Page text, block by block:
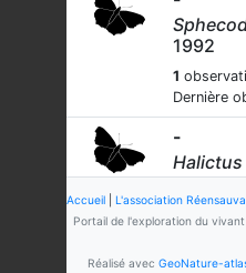
1992
1
Dernière
-
Dernière
Accueil L'association
Portail de l'exploration du
Réalisé avec GeoNature-